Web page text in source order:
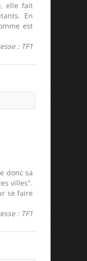
elle fait
En
est
: TF1
donc sa
villes".
se faire
: TF1